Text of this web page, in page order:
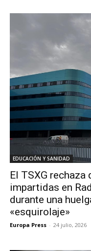
EDUCACIÓN Y SANIDAD
El TSXG rechaza
impartidas en
durante una
«esquirolaje»
Europa Press - 24 julio, 2026